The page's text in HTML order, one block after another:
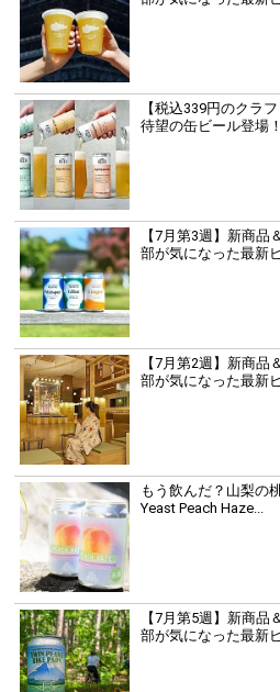
【税込339円のクラ
待望の缶ビール登場
【7月第3週】新商
部が気になった最新
【7月第2週】新商
部が気になった最新
もう飲んだ？山梨の
Yeast Peach Haze...
【7月第5週】新商
部が気になった最新